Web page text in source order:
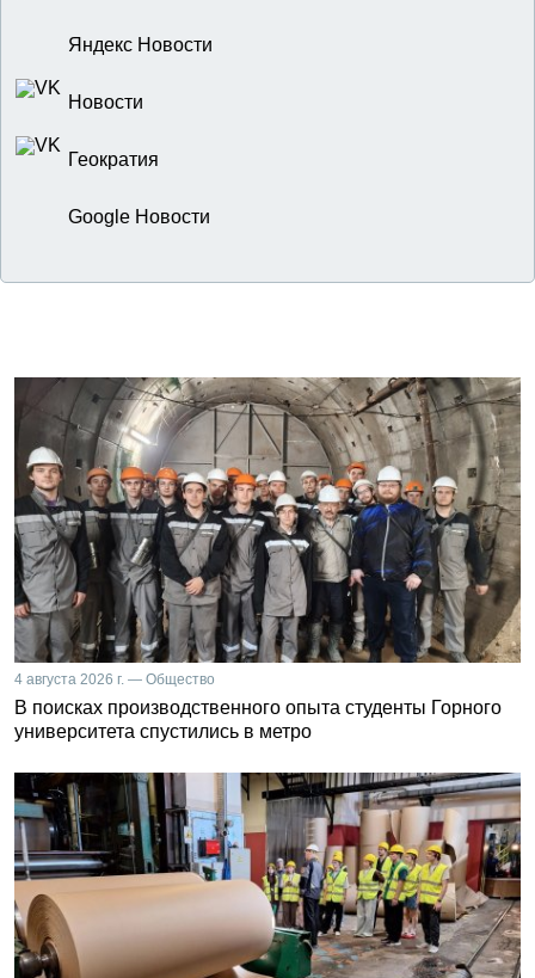
Яндекс Новости
Новости
Геократия
Google Новости
4 августа 2026 г. — Общество
В поисках производственного опыта студенты Горного
университета спустились в метро